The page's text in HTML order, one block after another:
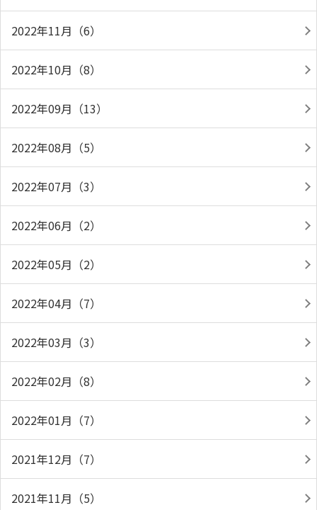
2022年11月（6）
2022年10月（8）
2022年09月（13）
2022年08月（5）
2022年07月（3）
2022年06月（2）
2022年05月（2）
2022年04月（7）
2022年03月（3）
2022年02月（8）
2022年01月（7）
2021年12月（7）
2021年11月（5）